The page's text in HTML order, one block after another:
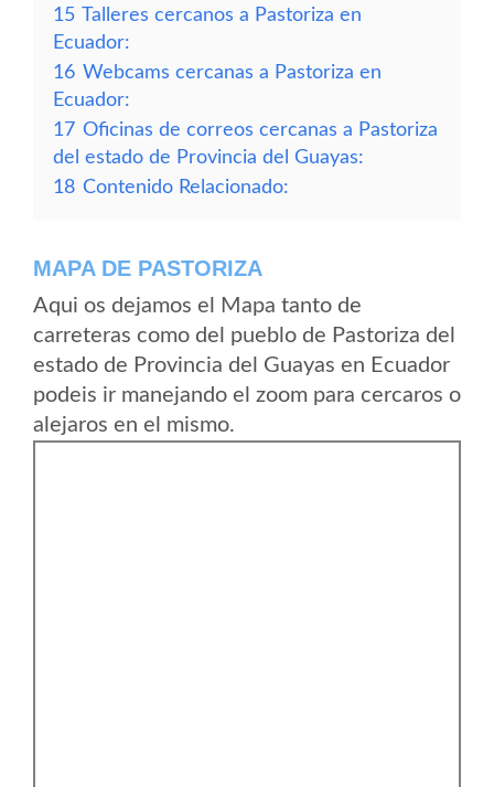
15 Talleres cercanos a Pastoriza en
Ecuador:
16 Webcams cercanas a Pastoriza en
Ecuador:
17 Oficinas de correos cercanas a Pastoriza
del estado de Provincia del Guayas:
18 Contenido Relacionado:
MAPA DE PASTORIZA
Aqui os dejamos el Mapa tanto de
carreteras como del pueblo de Pastoriza del
estado de Provincia del Guayas en Ecuador
podeis ir manejando el zoom para cercaros o
alejaros en el mismo.